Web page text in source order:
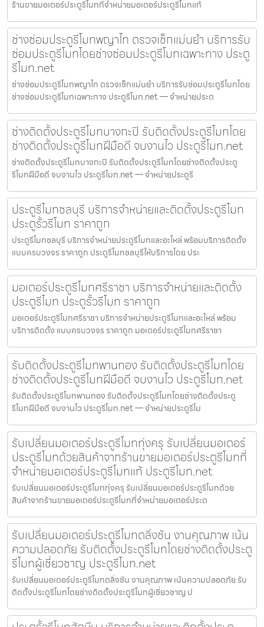
ร้านขายมอเตอร์ประตูรีโมทที่จำหน่ายมอเตอร์ประตูรีโมทแท้
ช่างซ่อมประตูรีโมทพญาไท ตรวจเช็กแม่นยำ บริการรับ
ซ่อมประตูรีโมทโดยช่างซ่อมประตูรีโมทเฉพาะทาง ประตู
รีโมท.net
ช่างซ่อมประตูรีโมทพญาไท ตรวจเช็กแม่นยำ บริการรับซ่อมประตูรีโมทโดย
ช่างซ่อมประตูรีโมทเฉพาะทาง ประตูรีโมท.net — จำหน่ายประต
ช่างติดตั้งประตูรีโมทบางกะปิ รับติดตั้งประตูรีโมทโดย
ช่างติดตั้งประตูรีโมทฝีมือดี จบงานไว ประตูรีโมท.net
ช่างติดตั้งประตูรีโมทบางกะปิ รับติดตั้งประตูรีโมทโดยช่างติดตั้งประตู
รีโมทฝีมือดี จบงานไว ประตูรีโมท.net — จำหน่ายประตูรี
ประตูรีโมทชลบุรี บริการจำหน่ายและติดตั้งประตูรีโมท
ประตูรั้วรีโมท ราคาถูก
ประตูรีโมทชลบุรี บริการจำหน่ายประตูรีโมทและอะไหล่ พร้อมบริการติดตั้ง
แบบครบวงจร ราคาถูก ประตูรีโมทชลบุรีให้บริการโดย ประ
มอเตอร์ประตูรีโมทศรีราชา บริการจำหน่ายและติดตั้ง
ประตูรีโมท ประตูรั้วรีโมท ราคาถูก
มอเตอร์ประตูรีโมทศรีราชา บริการจำหน่ายประตูรีโมทและอะไหล่ พร้อม
บริการติดตั้ง แบบครบวงจร ราคาถูก มอเตอร์ประตูรีโมทศรีราชา
รับติดตั้งประตูรีโมทพานทอง รับติดตั้งประตูรีโมทโดย
ช่างติดตั้งประตูรีโมทฝีมือดี จบงานไว ประตูรีโมท.net
รับติดตั้งประตูรีโมทพานทอง รับติดตั้งประตูรีโมทโดยช่างติดตั้งประตู
รีโมทฝีมือดี จบงานไว ประตูรีโมท.net — จำหน่ายประตูรีโม
รับเปลี่ยนมอเตอร์ประตูรีโมททุ่งครุ รับเปลี่ยนมอเตอร์
ประตูรีโมทด้วยสินค้าจากร้านขายมอเตอร์ประตูรีโมทที่
จำหน่ายมอเตอร์ประตูรีโมทแท้ ประตูรีโมท.net
รับเปลี่ยนมอเตอร์ประตูรีโมททุ่งครุ รับเปลี่ยนมอเตอร์ประตูรีโมทด้วย
สินค้าจากร้านขายมอเตอร์ประตูรีโมทที่จำหน่ายมอเตอร์ประต
รับเปลี่ยนมอเตอร์ประตูรีโมทตลิ่งชัน งานคุณภาพ เน้น
ความปลอดภัย รับติดตั้งประตูรีโมทโดยช่างติดตั้งประตู
รีโมทผู้เชี่ยวชาญ ประตูรีโมท.net
รับเปลี่ยนมอเตอร์ประตูรีโมทตลิ่งชัน งานคุณภาพ เน้นความปลอดภัย รับ
ติดตั้งประตูรีโมทโดยช่างติดตั้งประตูรีโมทผู้เชี่ยวชาญ ป